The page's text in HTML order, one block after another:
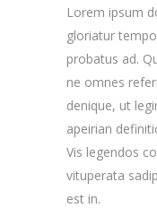
Lorem ipsum
gloriatur
probatus ad.
ne omnes
denique, ut
apeirian
Vis legendos
vituperata
est in.